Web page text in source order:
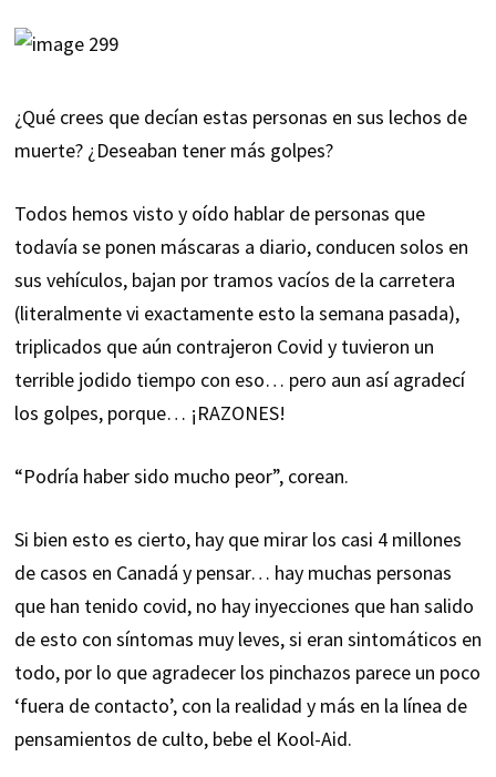
¿Qué crees que decían estas personas en sus lechos de
muerte? ¿Deseaban tener más golpes?
Todos hemos visto y oído hablar de personas que
todavía se ponen máscaras a diario, conducen solos en
sus vehículos, bajan por tramos vacíos de la carretera
(literalmente vi exactamente esto la semana pasada),
triplicados que aún contrajeron Covid y tuvieron un
terrible jodido tiempo con eso… pero aun así agradecí
los golpes, porque… ¡RAZONES!
“Podría haber sido mucho peor”, corean.
Si bien esto es cierto, hay que mirar los casi 4 millones
de casos en Canadá y pensar… hay muchas personas
que han tenido covid, no hay inyecciones que han salido
de esto con síntomas muy leves, si eran sintomáticos en
todo, por lo que agradecer los pinchazos parece un poco
‘fuera de contacto’, con la realidad y más en la línea de
pensamientos de culto, bebe el Kool-Aid.